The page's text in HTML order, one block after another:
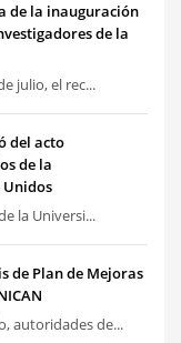
de la inauguración
de la
julio, el rec...
del acto
de la
Unidos
la Universi...
de Plan de Mejoras
autoridades de...